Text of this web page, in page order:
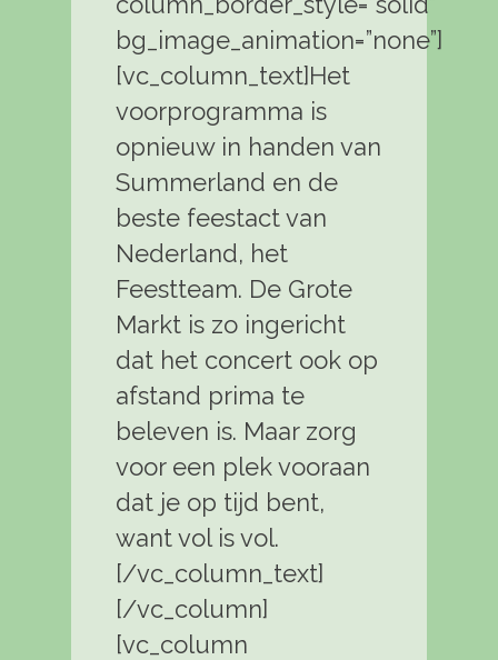
bg_image_animation=”none”]
[vc_column_text]Het
voorprogramma is
opnieuw in handen van
Summerland en de
beste feestact van
Nederland, het
Feestteam. De Grote
Markt is zo ingericht
dat het concert ook op
afstand prima te
beleven is. Maar zorg
voor een plek vooraan
dat je op tijd bent,
want vol is vol.
[/vc_column_text]
[/vc_column]
[vc_column